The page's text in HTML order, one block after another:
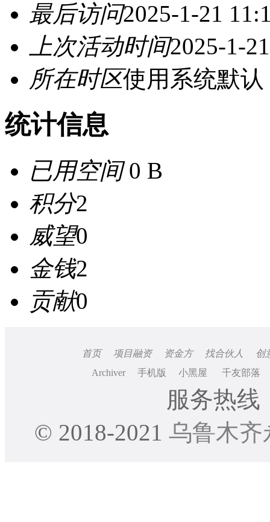
最后访问2025-1-21
上次活动时间2025-1-
所在时区使用系统默认
统计信息
已用空间0 B
积分2
威望0
金钱2
贡献0
首页 项目融资 资金方 找合伙人
创
Archiver
手机版 小黑屋 千友部落
服务热线
© 2018-2021 乌鲁木齐